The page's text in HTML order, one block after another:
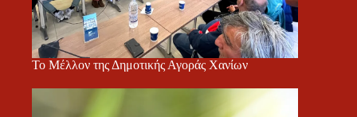
Το Μέλλον της Δημοτικής Αγοράς Χανίων